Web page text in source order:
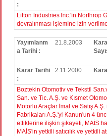
:
Litton Industries Inc.'in Northrop
devralınması işlemine izin
Yayımlanm
a Tarihi :
21.8.2003
Karar Tarihi
:
2.11.2000
Boztekin Otomotiv ve Tekstil
San. ve Tic. A.Ş. ve Kısmet
Motorlu Araçlar İmal ve Satış
Fabrikaları A.Ş.'yi Kanun'un 4
ettiklerine ilişkin şikayeti, MAİS
MAİS'in yetkili satıcılık ve yetkili